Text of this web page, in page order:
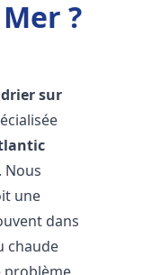
?
sur
Nous
une
dans
chaude